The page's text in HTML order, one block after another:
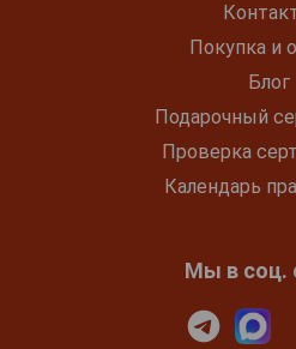
Покупка и
Блог
Подарочный
Проверка
Календарь
Мы в соц.